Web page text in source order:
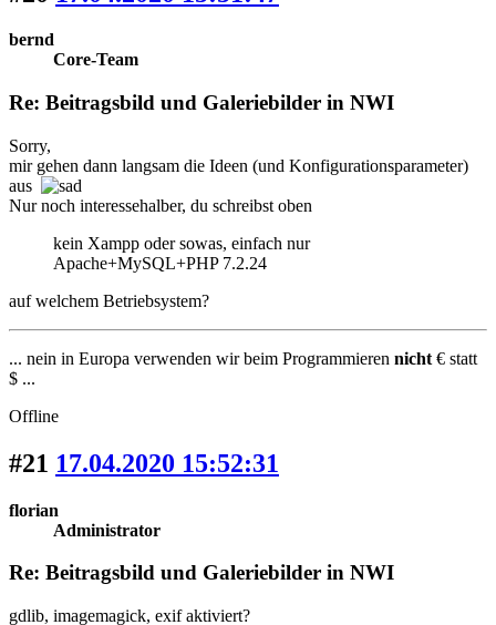
bernd
Core-Team
Re: Beitragsbild und Galeriebilder in NWI
Sorry,
mir gehen dann langsam die Ideen (und Konfigurationsparameter)
aus
Nur noch interessehalber, du schreibst oben
kein Xampp oder sowas, einfach nur
Apache+MySQL+PHP 7.2.24
auf welchem Betriebsystem?
... nein in Europa verwenden wir beim Programmieren nicht € statt
$ ...
Offline
#21 17.04.2020 15:52:31
florian
Administrator
Re: Beitragsbild und Galeriebilder in NWI
gdlib, imagemagick, exif aktiviert?